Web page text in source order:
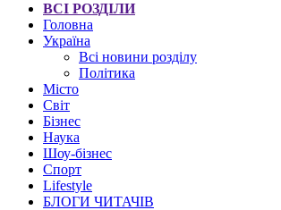
ВСІ РОЗДІЛИ
Головна
Україна
Всі новини розділу
Політика
Місто
Світ
Бізнес
Наука
Шоу-бізнес
Спорт
Lifestyle
БЛОГИ ЧИТАЧІВ